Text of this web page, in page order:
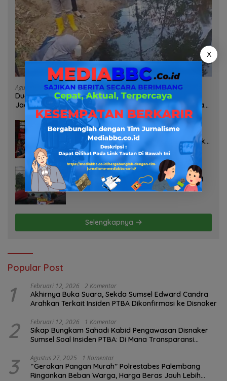
Agustus 6, 2026
Dugaan Limbah PT Tirta Freshindo Jaya Di Banyuasin
Jadi Sorotan: Publik Tuntut Transparansi Pemerintah dan
Perusahaan
Agustus 6, 2026
Diduga Oknum Pol Airud Jadi Broker
Minyak Ilegal, Uang Rp88 Juta Milik Toke
Muba Hilang Tanpa Jejak
Agustus 6, 2026
Soroti Dugaan Pelanggaran Tambang
PT BSPC, Koalisi Aktivis Sumsel Beri
Selengkapnya
Popular Post
1 Februari 12, 2026 2 Komentar
Akhirnya Buka Suara, Sekda Sumsel Edward Candra
Arahkan Terkait Insiden PTBA Dikonfirmasi ke Disnaker
2 Februari 12, 2026 1 Komentar
Sikap Bungkam Sahadi Kabid Pengawasan Disnaker
Sumsel Soal Insiden PTBA: Di Mana Transparansi
3 Agustus 27, 2025 1 Komentar
“Gerakan Pangan Murah” Polrestabes Palembang
Ringankan Beban Warga, Harga Beras Jauh Lebih
X